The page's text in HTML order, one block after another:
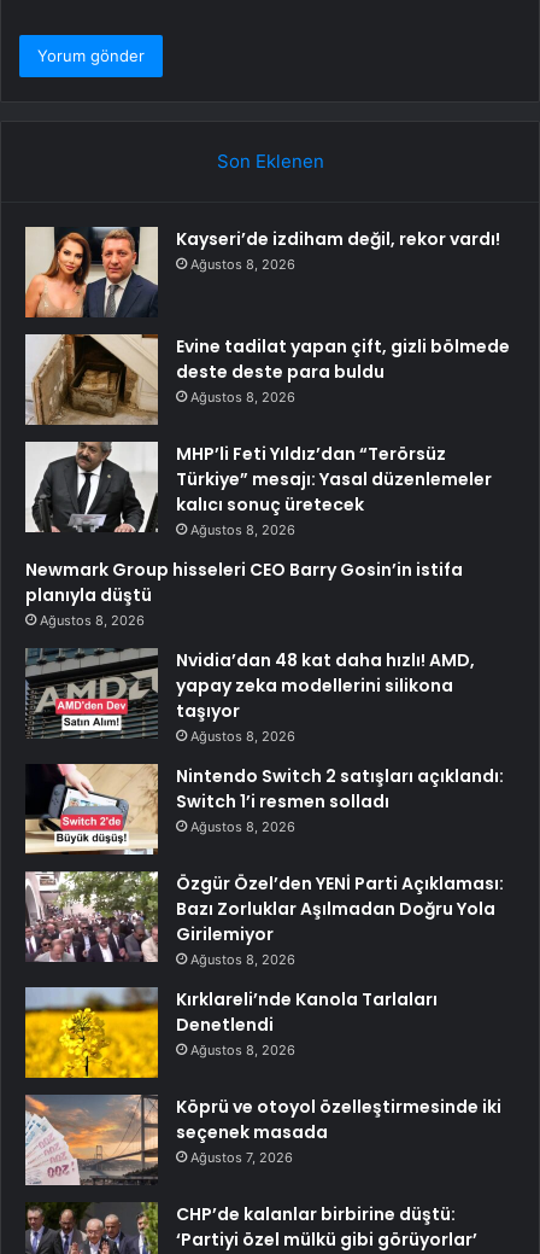
Son Eklenen
Kayseri’de izdiham değil, rekor vardı!
Ağustos 8, 2026
Evine tadilat yapan çift, gizli bölmede
deste deste para buldu
Ağustos 8, 2026
MHP’li Feti Yıldız’dan “Terörsüz
Türkiye” mesajı: Yasal düzenlemeler
kalıcı sonuç üretecek
Ağustos 8, 2026
Newmark Group hisseleri CEO Barry Gosin’in istifa
planıyla düştü
Ağustos 8, 2026
Nvidia’dan 48 kat daha hızlı! AMD,
yapay zeka modellerini silikona
taşıyor
Ağustos 8, 2026
Nintendo Switch 2 satışları açıklandı:
Switch 1’i resmen solladı
Ağustos 8, 2026
Özgür Özel’den YENİ Parti Açıklaması:
Bazı Zorluklar Aşılmadan Doğru Yola
Girilemiyor
Ağustos 8, 2026
Kırklareli’nde Kanola Tarlaları
Denetlendi
Ağustos 8, 2026
Köprü ve otoyol özelleştirmesinde iki
seçenek masada
Ağustos 7, 2026
CHP’de kalanlar birbirine düştü:
‘Partiyi özel mülkü gibi görüyorlar’